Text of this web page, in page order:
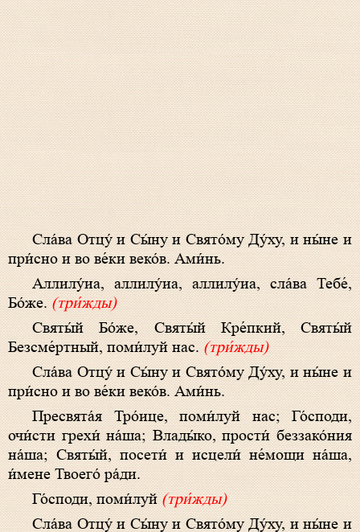
Сла́ва Отцу́ и Сы́ну и Свято́­му Ду́ху, и ны́не и
при́сно и во ве́ки веко́в. Ами́нь.
Аллилу́иа, аллилу́иа, аллилу́иа, сла́ва Тебе́,
Бо́же.(три́жды)
Святы́й Бо́же, Святы́й Кре́пкий, Святы́й
Безсме́ртный, поми́луй нас.(три́жды)
Сла́­ва Отцу́ и Сы́­ну и Свя­то́­му Ду́ху, и ны́­не и
при́с­но и во ве́­ки ве­ко́в. Ами́нь.
Пре­свя­та́я Тро́­ице, по­ми́­луй нас; Го́с­по­ди,
очи́с­ти гре­хи́ на́­ша; Вла­ды́­ко, прости́ без­за­ко́­ния
на́­ша; Свя­ты́й, посети́ и ис­це­ли́ не́­мо­щи на́­ша,
и́ме­не Тво­его́ ра́­ди.
Го́с­по­ди, по­ми́­луй(три́жды)
Сла́­ва Отцу́ и Сы́­ну и Свя­то́­му Ду́ху, и ны́­не и